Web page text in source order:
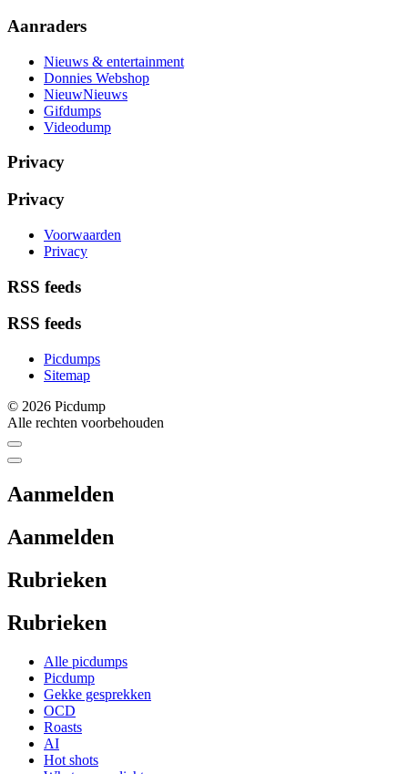
Aanraders
Nieuws & entertainment
Donnies Webshop
NieuwNieuws
Gifdumps
Videodump
Privacy
Privacy
Voorwaarden
Privacy
RSS feeds
RSS feeds
Picdumps
Sitemap
© 2026 Picdump
Alle rechten voorbehouden
Aanmelden
Aanmelden
Rubrieken
Rubrieken
Alle picdumps
Picdump
Gekke gesprekken
OCD
Roasts
AI
Hot shots